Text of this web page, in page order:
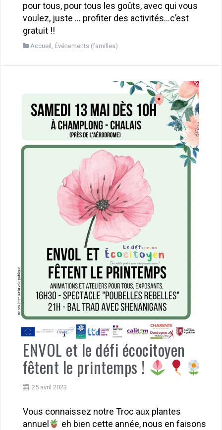
pour tous, pour tous les goûts, avec qui vous
voulez, juste … profiter des activités…c’est
gratuit !!
Accueil Événements (familles)
ENVOL et le défi écocitoyen
fêtent le printemps !
25 avril 2023
Vous connaissez notre Troc aux plantes
annuel
eh bien cette année, nous en faisons